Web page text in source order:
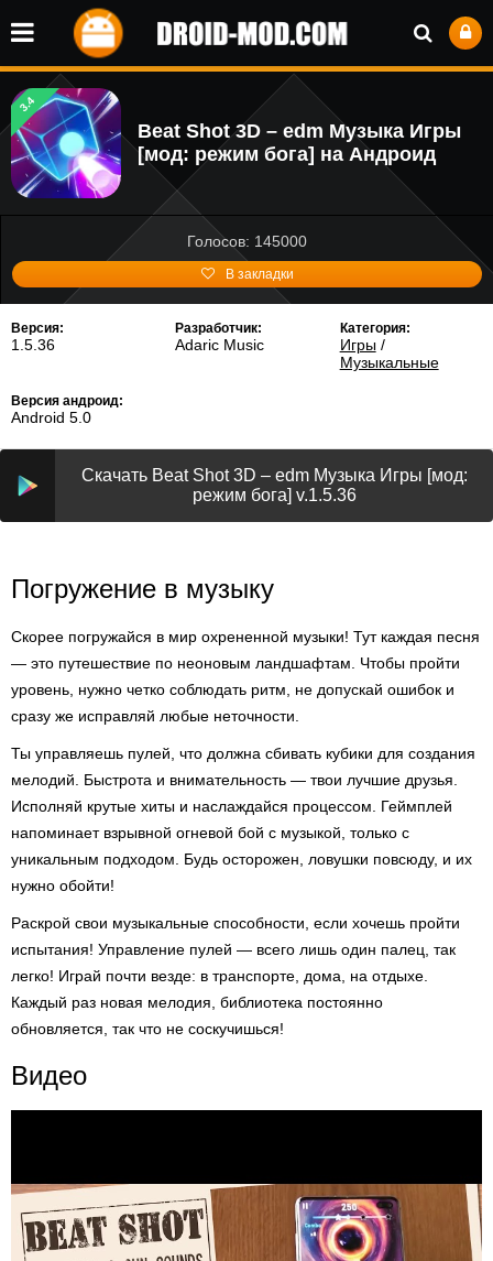
3.4
Beat Shot 3D – edm Музыка Игры
[мод: режим бога] на Андроид
Голосов: 145000
В закладки
Версия:
1.5.36
Разработчик:
Adaric Music
Категория:
Игры/
Музыкальные
Версия андроид:
Android 5.0
Скачать Beat Shot 3D – edm Музыка Игры [мод:
режим бога] v.1.5.36
Погружение в музыку
Скорее погружайся в мир охрененной музыки! Тут каждая песня
— это путешествие по неоновым ландшафтам. Чтобы пройти
уровень, нужно четко соблюдать ритм, не допускай ошибок и
сразу же исправляй любые неточности.
Ты управляешь пулей, что должна сбивать кубики для создания
мелодий. Быстрота и внимательность — твои лучшие друзья.
Исполняй крутые хиты и наслаждайся процессом. Геймплей
напоминает взрывной огневой бой с музыкой, только с
уникальным подходом. Будь осторожен, ловушки повсюду, и их
нужно обойти!
Раскрой свои музыкальные способности, если хочешь пройти
испытания! Управление пулей — всего лишь один палец, так
легко! Играй почти везде: в транспорте, дома, на отдыхе.
Каждый раз новая мелодия, библиотека постоянно
обновляется, так что не соскучишься!
Видео